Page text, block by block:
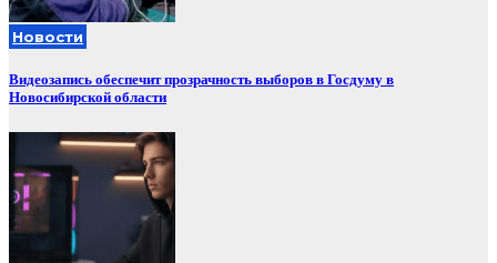
Новости
Видеозапись обеспечит прозрачность выборов в Госдуму в
Новосибирской области